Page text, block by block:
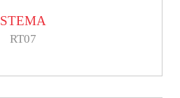
STEMA
RT07